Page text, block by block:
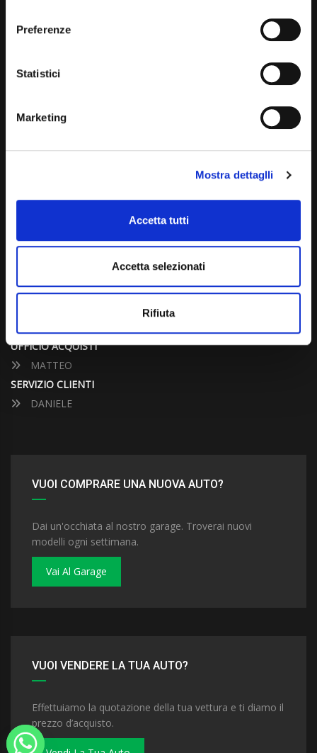
tutti” o selezionando le diverse categorie di cookies
Preferenze
Statistici
Marketing
Mostra dettaglli
Accetta tutti
Accetta selezionati
Rifiuta
Via Giuditta Pasta 2, Como (CO) 22100
info@carspecialist.eu
Dal Lunedì al Venerdì: 09:00 - 12:30 | 14:00 - 19:00
Domenica: chiuso
CONTATTA UN CONSULENTE
UFFICIO VENDITE
UFFICIO ACQUISTI
MATTEO
SERVIZIO CLIENTI
DANIELE
VUOI COMPRARE UNA NUOVA AUTO?
Dai un'occhiata al nostro garage. Troverai nuovi
modelli ogni settimana.
Vai Al Garage
VUOI VENDERE LA TUA AUTO?
Effettuiamo la quotazione della tua vettura e ti diamo il
prezzo d’acquisto.